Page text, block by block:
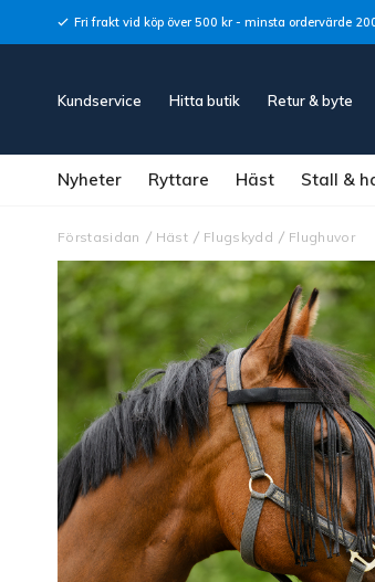
Fri frakt vid köp över 500 kr - minsta ordervärde
Kundservice Hitta butik Retur & byte
Nyheter Ryttare Häst Stall &
Förstasidan Häst Flugskydd Flughuvor